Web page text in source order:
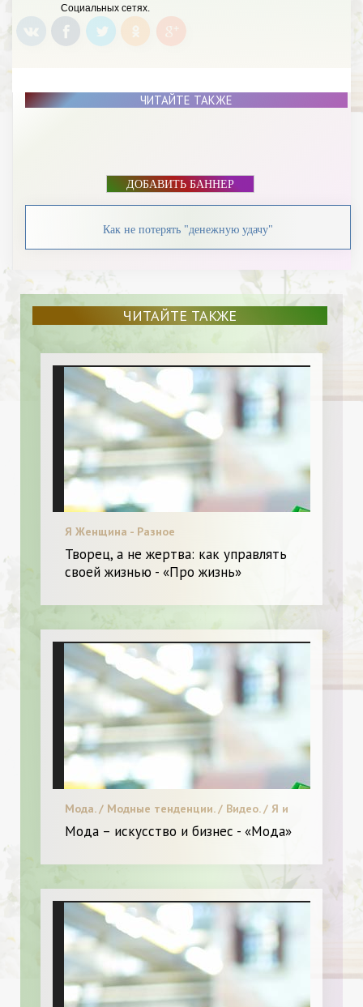
Социальных сетях.
ЧИТАЙТЕ ТАКЖЕ
ДОБАВИТЬ БАННЕР
Как не потерять "денежную удачу"
ЧИТАЙТЕ ТАКЖЕ
Я Женщина - Разное
Творец, а не жертва: как управлять
своей жизнью - «Про жизнь»
Мода. / Модные тенденции. / Видео. / Я и
Мода – искусство и бизнес - «Мода»